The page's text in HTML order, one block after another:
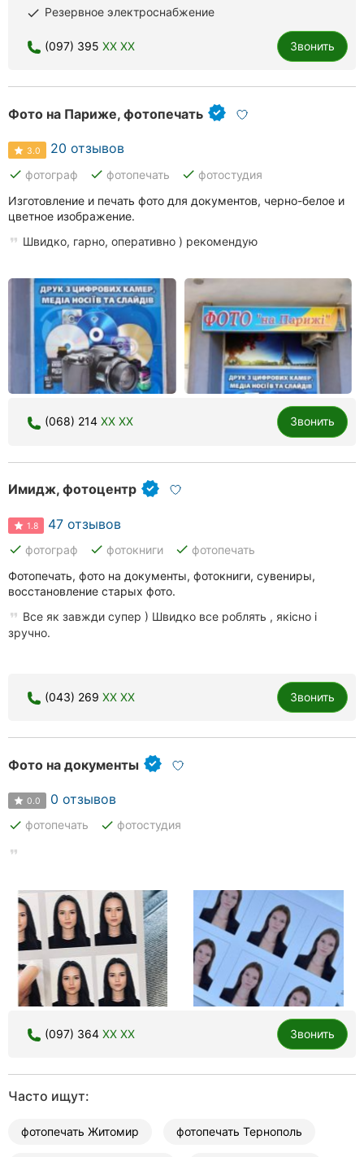
Все
города:
Винница
Житомир
Хмельницкий
Киев
Харьков
Запорожье
Рог
Николаев
Херсон
Полтава
Чернигов
Черновцы
Сумы
Ивано-
Луцк
Карпаты
done Резервное электроснабжение
(097) 395 XX XX Звонить
Фото на Париже, фотопечать
3.0 20 отзывов
done фотограф done фотопечать done фотостудия
Изготовление и печать фото для документов, черно-белое и
цветное изображение.
Швидко, гарно, оперативно ) рекомендую
(068) 214 XX XX Звонить
Имидж, фотоцентр
1.8 47 отзывов
done фотограф done фотокниги done фотопечать
Фотопечать, фото на документы, фотокниги, сувениры,
восстановление старых фото.
Все як завжди супер ) Швидко все роблять , якісно і
зручно.
(043) 269 XX XX Звонить
Фото на документы
0.0 0 отзывов
done фотопечать done фотостудия
(097) 364 XX XX Звонить
Часто ищут:
фотопечать Житомир фотопечать Тернополь